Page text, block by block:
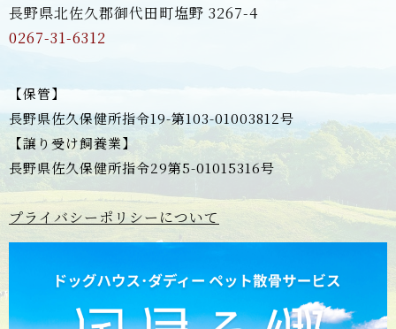
長野県北佐久郡御代田町塩野 3267-4
0267-31-6312
【保管】
長野県佐久保健所指令19-第103-01003812号
【譲り受け飼養業】
長野県佐久保健所指令29第5-01015316号
プライバシーポリシーについて